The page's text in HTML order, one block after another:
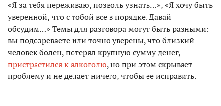
«Я за тебя переживаю, позволь узнать…», «Я хочу быть
уверенной, что с тобой все в порядке. Давай
обсудим…» Темы для разговора могут быть разными:
вы подозреваете или точно уверены, что близкий
человек болен, потерял крупную сумму денег,
пристрастился к алкоголю, но при этом скрывает
проблему и не делает ничего, чтобы ее исправить.